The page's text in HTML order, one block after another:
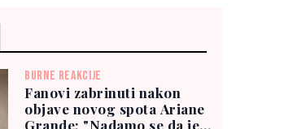
BURNE REAKCIJE
Fanovi zabrinuti nakon
objave novog spota Ariane
Grande: "Nadamo se da je